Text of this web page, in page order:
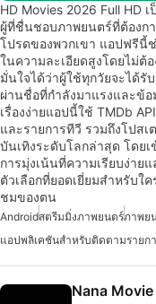
HD Movies 2026 Full HD
ผู้ที่ชื่นชอบภาพยนตร์ที่ต้องก
โปรดของพวกเขา แอปฟรีนี้
ในความละเอียดสูงโดยไม่ต้
มั่นใจได้ว่าผู้ใช้ทุกวัยจะได้รั
ผ่านชื่อที่กำลังมาแรงและข้อ
เรื่องง่ายแอปนี้ใช้ TMDb
และรายการทีวี รวมถึงโปส
บันเทิงระดับโลกล่าสุด โดยเ
การมุ่งเน้นที่ความเรียบง่าย
ตัวเลือกที่ยอดเยี่ยมสำหรับใ
ชมของตน
Androidสตรีมมิ่งภาพยนตร์ภาพย
Nana